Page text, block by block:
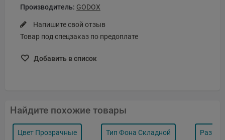
Производитель: GODOX
Напишите свой отзыв
Товар под спецзаказ по предоплате
Добавить в список
Найдите похожие товары
Цвет Прозрачные Тип Фона Складной